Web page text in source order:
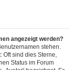
angezeigt werden?
stehen.
Oft sind dies Sterne,
Status im Forum